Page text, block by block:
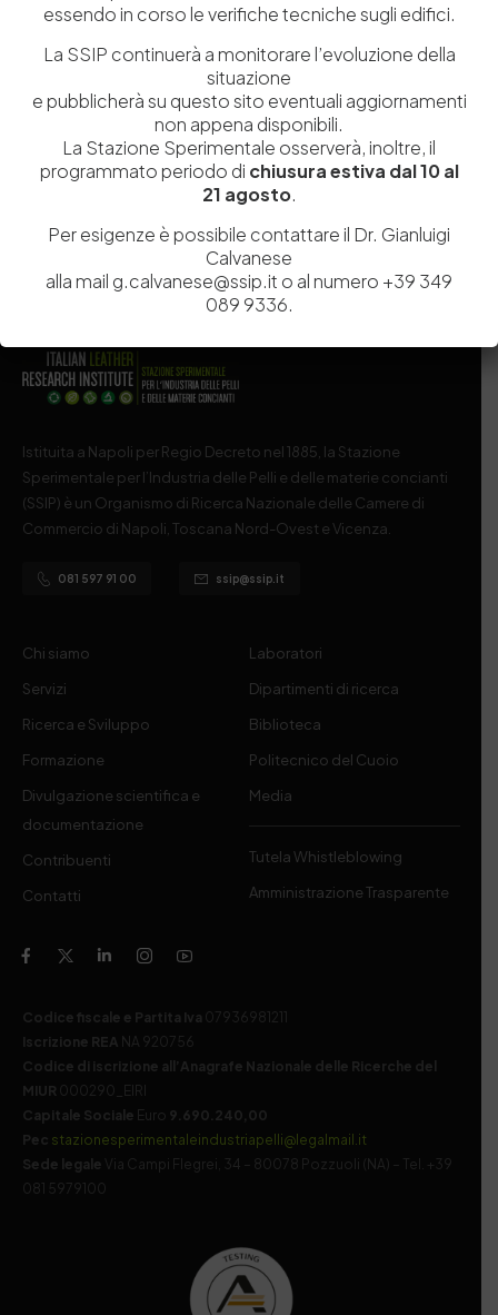
Salva il mio nome, email e sito web in questo browser per la
prossima volta che commento.
Post Comment
Istituita a Napoli per Regio Decreto nel 1885, la Stazione
Sperimentale per l’Industria delle Pelli e delle materie concianti
(SSIP) è un Organismo di Ricerca Nazionale delle Camere di
Commercio di Napoli, Toscana Nord-Ovest e Vicenza.
081 597 91 00 ssip@ssip.it
Chi siamo
Servizi
Ricerca e Sviluppo
Formazione
Divulgazione scientifica e
documentazione
Contribuenti
Contatti
Laboratori
Dipartimenti di ricerca
Biblioteca
Politecnico del Cuoio
Media
Tutela Whistleblowing
Amministrazione Trasparente
Codice fiscale e Partita Iva 07936981211
Iscrizione REA NA 920756
Codice di iscrizione all’Anagrafe Nazionale delle Ricerche del
MIUR 000290_EIRI
Capitale Sociale Euro 9.690.240,00
Pec stazionesperimentaleindustriapelli@legalmail.it
Sede legale
Via Campi Flegrei, 34 – 80078 Pozzuoli (NA) – Tel. +39
081 5979100
essendo in corso le verifiche tecniche sugli edifici.
La SSIP continuerà a monitorare l’evoluzione della
situazione
e pubblicherà su questo sito eventuali aggiornamenti
non appena disponibili.
La Stazione Sperimentale osserverà, inoltre, il
programmato periodo di chiusura estiva dal 10 al
21 agosto.
Per esigenze è possibile contattare il Dr. Gianluigi
Calvanese
alla mail g.calvanese@ssip.it o al numero +39 349
089 9336.